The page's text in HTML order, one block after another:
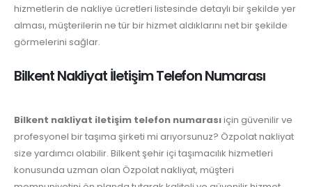
hizmetlerin de nakliye ücretleri listesinde detaylı bir şekilde yer
alması, müşterilerin ne tür bir hizmet aldıklarını net bir şekilde
görmelerini sağlar.
Bilkent Nakliyat İletişim Telefon Numarası
Bilkent nakliyat iletişim telefon numarasıiçin güvenilir ve
profesyonel bir taşıma şirketi mi arıyorsunuz? Özpolat nakliyat
size yardımcı olabilir. Bilkent şehir içi taşımacılık hizmetleri
konusunda uzman olan Özpolat nakliyat, müşteri